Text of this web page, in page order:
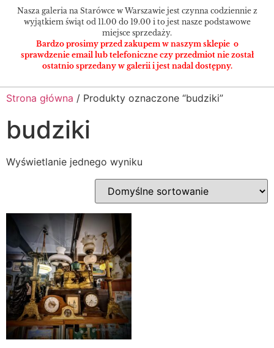
Nasza galeria na Starówce w Warszawie jest czynna codziennie z
wyjątkiem świąt od 11.00 do 19.00 i to jest nasze podstawowe
miejsce sprzedaży.
Bardzo prosimy przed zakupem w naszym sklepie o
sprawdzenie email lub telefoniczne czy przedmiot nie został
ostatnio sprzedany w galerii i jest nadal dostępny.
Strona główna / Produkty oznaczone “budziki”
budziki
Wyświetlanie jednego wyniku